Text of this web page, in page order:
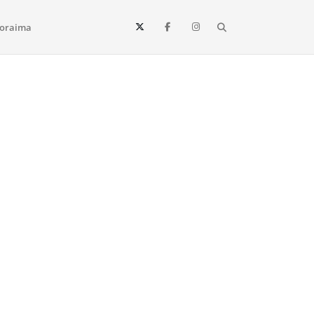
e todo o estado de Roraima. Fique sempre informado